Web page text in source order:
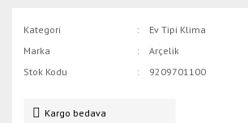
Kategori
Ev Tipi Klima
Marka
Arçelik
Stok Kodu
9209701100
Kargo bedava